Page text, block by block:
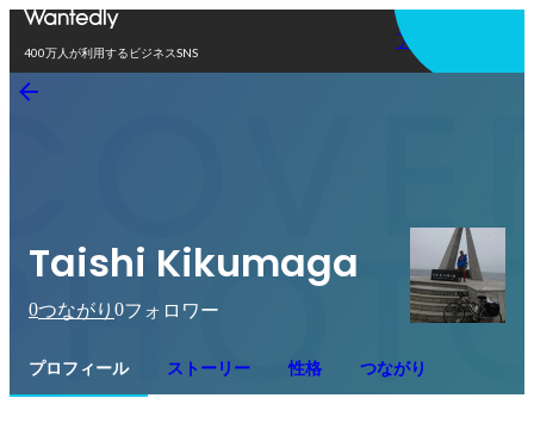
400万人が利用するビジネスSNS
アプリを使う
Taishi Kikumaga
0つながり 0フォロワー
プロフィール ストーリー 性格 つながり